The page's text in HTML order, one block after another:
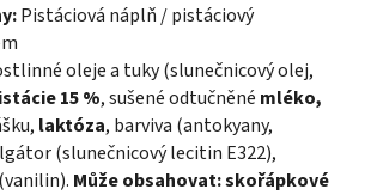
Pistáciová náplň / pistáciový
oleje a tuky (slunečnicový olej,
15 %, sušené odtučněné mléko,
laktóza, barviva (antokyany,
(slunečnicový lecitin E322),
Může obsahovat:skořápkové